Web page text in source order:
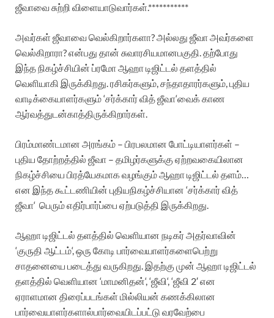
ஜீவாவை சுற்றி விளையாடுவார்கள்.***********
அவர்கள் ஜீவாவை வெல்கிறார்களா?அல்லது ஜீவாஅவர்களை
வெல்கிறாரா?என்பது தான் சுவாரசியமானபகுதி தற்போது
இந்தநிகழ்ச்சியின் ப்ரமோஆஹாடிஜிட்டல் தளத்தில்
வெளியாகி இருக்கிறது ரசிகர்களும் சந்தாதாரர்களும் புதிய
வாடிக்கையாளர்களும்‘சர்க்கார்வித்ஜீவா‘வைக்காண
ஆர்வத்துடன்காத்திருக்கிறார்கள்
பிரம்மாண்டமான அரங்கம் – பிரபலமான போட்டியாளர்கள் –
புதிய தோற்றத்தில் ஜீவா – தமிழர்களுக்கு ஏற்றவகையிலான
நிகழ்ச்சியை பிரத்யேகமாகவழங்கும்ஆஹாடிஜிட்டல் தளம்
என இந்தகூட்டணியின் புதியநிகழ்ச்சியான ‘சர்க்கார்வித்
ஜீவா‘ பெரும்எதிர்பார்ப்பை ஏற்படுத்தி இருக்கிறது
ஆஹாடிஜிட்டல் தளத்தில் வெளியான நடிகர்அதர்வாவின்
‘குருதி ஆட்டம்‘, ஒரு கோடி பார்வையாளர்களைபெற்று
சாதனையை படைத்து வருகிறது இதற்கு முன் ஆஹாடிஜிட்டல்
தளத்தில் வெளியான ‘மாமனிதன்‘, ‘ஜீவி‘, ‘ஜீவி 2′என
ஏராளமான திரைப்படங்கள் மில்லியன் கணக்கிலான
பார்வையாளர்களால்பார்வையிடப்பட்டு வரவேற்பை